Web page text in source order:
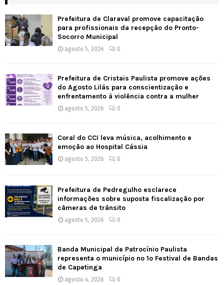
Prefeitura de Claraval promove capacitação
para profissionais da recepção do Pronto-
Socorro Municipal
agosto 5, 2026 0
Prefeitura de Cristais Paulista promove ações
do Agosto Lilás para conscientização e
enfrentamento à violência contra a mulher
agosto 5, 2026 0
Coral do CCI leva música, acolhimento e
emoção ao Hospital Cássia
agosto 5, 2026 0
Prefeitura de Pedregulho esclarece
informações sobre suposta fiscalização por
câmeras de trânsito
agosto 5, 2026 0
Banda Municipal de Patrocínio Paulista
representa o município no 1º Festival de Bandas
de Capetinga
agosto 4, 2026 0